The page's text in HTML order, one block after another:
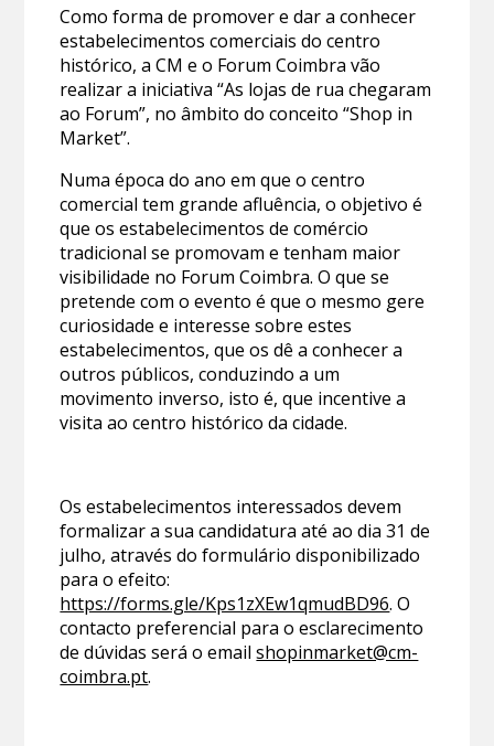
Como forma de promover e dar a conhecer
estabelecimentos comerciais do centro
histórico, a CM e o Forum Coimbra vão
realizar a iniciativa “As lojas de rua chegaram
ao Forum”, no âmbito do conceito “Shop in
Market”.
Numa época do ano em que o centro
comercial tem grande afluência, o objetivo é
que os estabelecimentos de comércio
tradicional se promovam e tenham maior
visibilidade no Forum Coimbra. O que se
pretende com o evento é que o mesmo gere
curiosidade e interesse sobre estes
estabelecimentos, que os dê a conhecer a
outros públicos, conduzindo a um
movimento inverso, isto é, que incentive a
visita ao centro histórico da cidade.
Os estabelecimentos interessados devem
formalizar a sua candidatura até ao dia 31 de
julho, através do formulário disponibilizado
para o efeito:
https://forms.gle/Kps1zXEw1qmudBD96. O
contacto preferencial para o esclarecimento
de dúvidas será o emailshopinmarket@cm-
coimbra.pt.